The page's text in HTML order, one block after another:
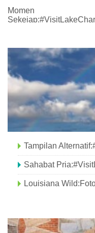
Momen
Sahabat
Louisiana